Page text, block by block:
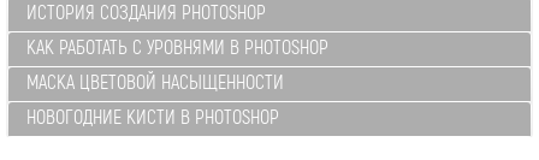
ИСТОРИЯ СОЗДАНИЯ PHOTOSHOP
КАК РАБОТАТЬ С УРОВНЯМИ В PHOTOSHOP
МАСКА ЦВЕТОВОЙ НАСЫЩЕННОСТИ
НОВОГОДНИЕ КИСТИ В PHOTOSHOP